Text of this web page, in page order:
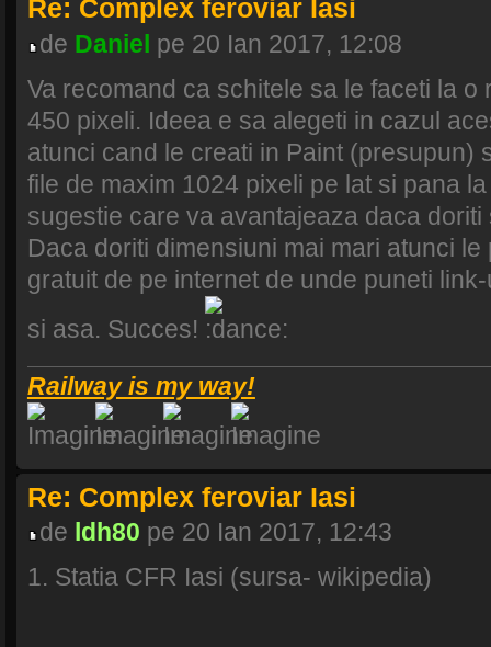
Re: Complex feroviar Iasi
de Daniel pe 20 Ian 2017, 12:08
Va recomand ca schitele sa le faceti la
450 pixeli. Ideea e sa alegeti in cazul
atunci cand le creati in Paint (presupun)
file de maxim 1024 pixeli pe lat si pana
sugestie care va avantajeaza daca
Daca doriti dimensiuni mai mari atunci
gratuit de pe internet de unde puneti
si asa. Succes!
Railway is my way!
Re: Complex feroviar Iasi
de ldh80 pe 20 Ian 2017, 12:43
1. Statia CFR Iasi (sursa- wikipedia)